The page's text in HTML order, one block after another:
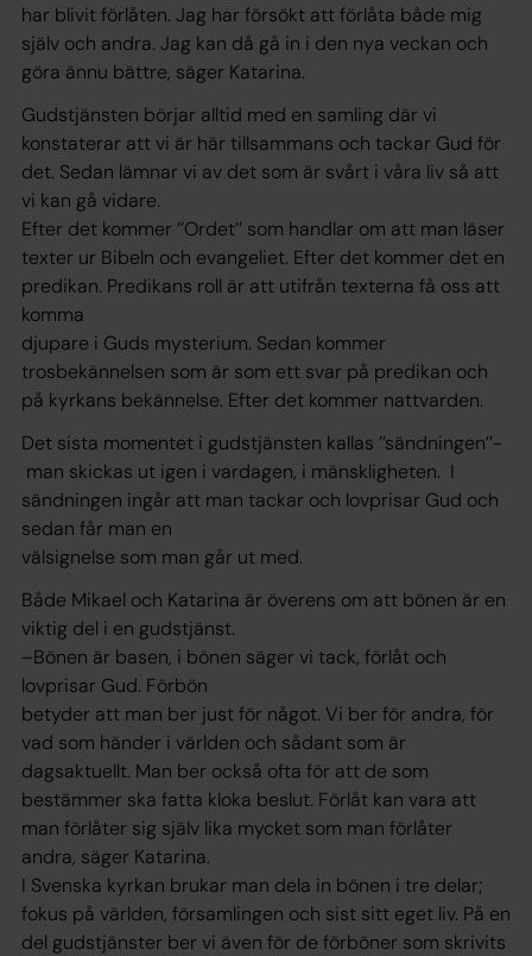
har blivit förlåten. Jag har försökt att förlåta både mig
själv och andra. Jag kan då gå in i den nya veckan och
göra ännu bättre, säger Katarina.
Gudstjänsten börjar alltid med en samling där vi
konstaterar att vi är här tillsammans och tackar Gud för
det. Sedan lämnar vi av det som är svårt i våra liv så att
vi kan gå vidare.
Efter det kommer ’’Ordet’’ som handlar om att man läser
texter ur Bibeln och evangeliet. Efter det kommer det en
predikan. Predikans roll är att utifrån texterna få oss att
komma
djupare i Guds mysterium. Sedan kommer
trosbekännelsen som är som ett svar på predikan och
på kyrkans bekännelse. Efter det kommer nattvarden.
Det sista momentet i gudstjänsten kallas ’’sändningen’’-
man skickas ut igen i vardagen, i mänskligheten. I
sändningen ingår att man tackar och lovprisar Gud och
sedan får man en
välsignelse som man går ut med.
Både Mikael och Katarina är överens om att bönen är en
viktig del i en gudstjänst.
–Bönen är basen, i bönen säger vi tack, förlåt och
lovprisar Gud. Förbön
betyder att man ber just för något. Vi ber för andra, för
vad som händer i världen och sådant som är
dagsaktuellt. Man ber också ofta för att de som
bestämmer ska fatta kloka beslut. Förlåt kan vara att
man förlåter sig själv lika mycket som man förlåter
andra, säger Katarina.
I Svenska kyrkan brukar man dela in bönen i tre delar;
fokus på världen, församlingen och sist sitt eget liv. På en
del gudstjänster ber vi även för de förböner som skrivits